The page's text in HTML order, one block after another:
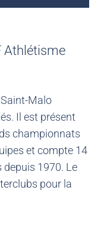
Athlétisme
Malo
Il est présent
championnats
et compte 14
1970. Le
pour la